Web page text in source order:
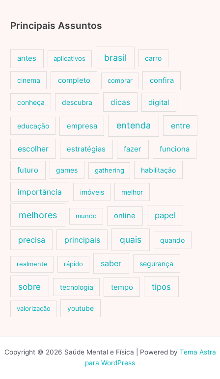
Principais Assuntos
antes aplicativos brasil carro
cinema completo comprar confira
conheça descubra dicas digital
educação empresa entenda entre
escolher estratégias fazer funciona
futuro games gathering habilitação
importância imóveis melhor
melhores mundo online papel
precisa principais quais quando
realmente rápido saber segurança
sobre tecnologia tempo tipos
valorização youtube
Copyright © 2026 Saúde Mental e Física | Powered by Tema Astra
para WordPress